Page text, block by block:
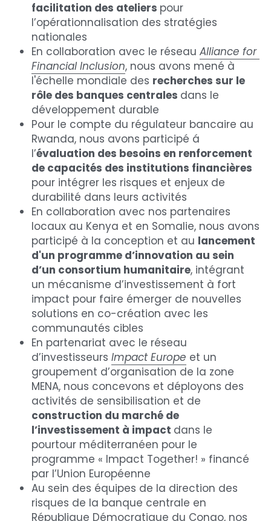
facilitation des ateliers pour
l’opérationnalisation des stratégies
nationales
En collaboration avec le réseau Alliance for
Financial Inclusion, nous avons mené à
l'échelle mondiale des recherches sur le
rôle des banques centrales dans le
développement durable
Pour le compte du régulateur bancaire au
Rwanda, nous avons participé á
l’évaluation des besoins en renforcement
de capacités des institutions financières
pour intégrer les risques et enjeux de
durabilité dans leurs activités
En collaboration avec nos partenaires
locaux au Kenya et en Somalie, nous avons
participé à la conception et au lancement
d'un programme d’innovation au sein
d’un consortium humanitaire, intégrant
un mécanisme d’investissement à fort
impact pour faire émerger de nouvelles
solutions en co-création avec les
communautés cibles
En partenariat avec le réseau
d’investisseurs Impact Europe et un
groupement d’organisation de la zone
MENA, nous concevons et déployons des
construction du marché de
l’investissement à impact dans le
pourtour méditerranéen pour le
programme « Impact Together! » financé
par l’Union Européenne
Au sein des équipes de la direction des
risques de la banque centrale en
République Démocratique du Congo, nos